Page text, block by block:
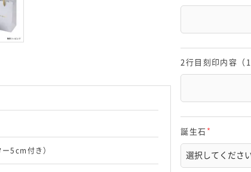
5cm付き）
2行目刻印内容（
誕生石
須
)